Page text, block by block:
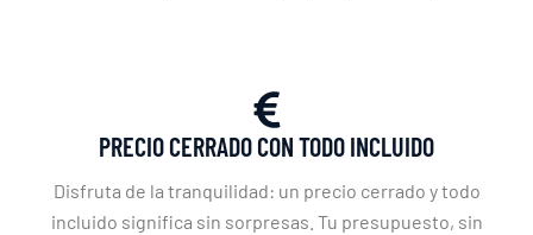
PRECIO CERRADO CON TODO INCLUIDO
Disfruta de la tranquilidad: un precio cerrado y todo
incluido significa sin sorpresas. Tu presupuesto, sin